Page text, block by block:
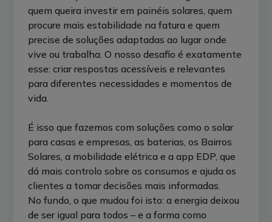
quem queira investir em painéis solares, quem
procure mais estabilidade na fatura e quem
precise de soluções adaptadas ao lugar onde
vive ou trabalha. O nosso desafio é exatamente
esse: criar respostas acessíveis e relevantes
para diferentes necessidades e momentos de
vida.
É isso que fazemos com soluções como o solar
para casas e empresas, as baterias, os Bairros
Solares, a mobilidade elétrica e a app EDP, que
dá mais controlo sobre os consumos e ajuda os
clientes a tomar decisões mais informadas.
No fundo, o que mudou foi isto: a energia deixou
de ser igual para todos – e a forma como